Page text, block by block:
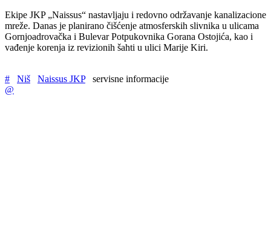
Ekipe JKP „Naissus“ nastavljaju i redovno održavanje kanalizacione
mreže. Danas je planirano čišćenje atmosferskih slivnika u ulicama
Gornjoadrovačka i Bulevar Potpukovnika Gorana Ostojića, kao i
vađenje korenja iz revizionih šahti u ulici Marije Kiri.
# Niš Naissus JKP
servisne informacije
@